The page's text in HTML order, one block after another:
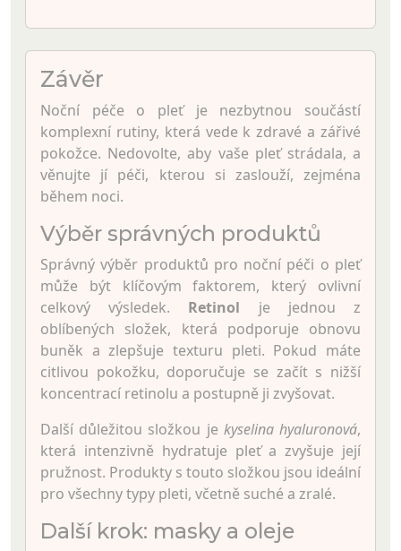
Závěr
Noční péče o pleť je nezbytnou součástí
komplexní rutiny, která vede k zdravé a zářivé
pokožce. Nedovolte, aby vaše pleť strádala, a
věnujte jí péči, kterou si zaslouží, zejména
během noci.
Výběr správných produktů
Správný výběr produktů pro noční péči o pleť
může být klíčovým faktorem, který ovlivní
celkový výsledek. Retinol je jednou z
oblíbených složek, která podporuje obnovu
buněk a zlepšuje texturu pleti. Pokud máte
citlivou pokožku, doporučuje se začít s nižší
koncentrací retinolu a postupně ji zvyšovat.
Další důležitou složkou je kyselina hyaluronová,
která intenzivně hydratuje pleť a zvyšuje její
pružnost. Produkty s touto složkou jsou ideální
pro všechny typy pleti, včetně suché a zralé.
Další krok: masky a oleje